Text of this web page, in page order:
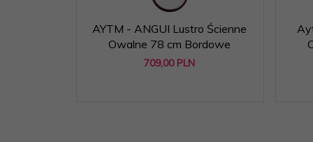
AYTM - ANGUI Lustro Ścienne
Owalne 78 cm Bordowe
709,00 PLN